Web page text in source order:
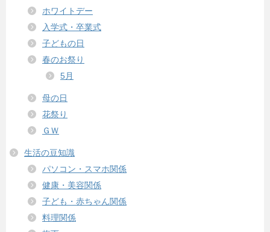
ホワイトデー
入学式・卒業式
子どもの日
春のお祭り
5月
母の日
花祭り
ＧＷ
生活の豆知識
パソコン・スマホ関係
健康・美容関係
子ども・赤ちゃん関係
料理関係